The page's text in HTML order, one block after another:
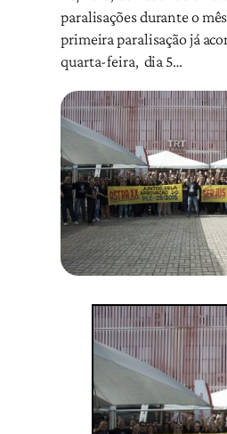
paralisações durante o
primeira paralisação já
quarta-feira, dia 5…